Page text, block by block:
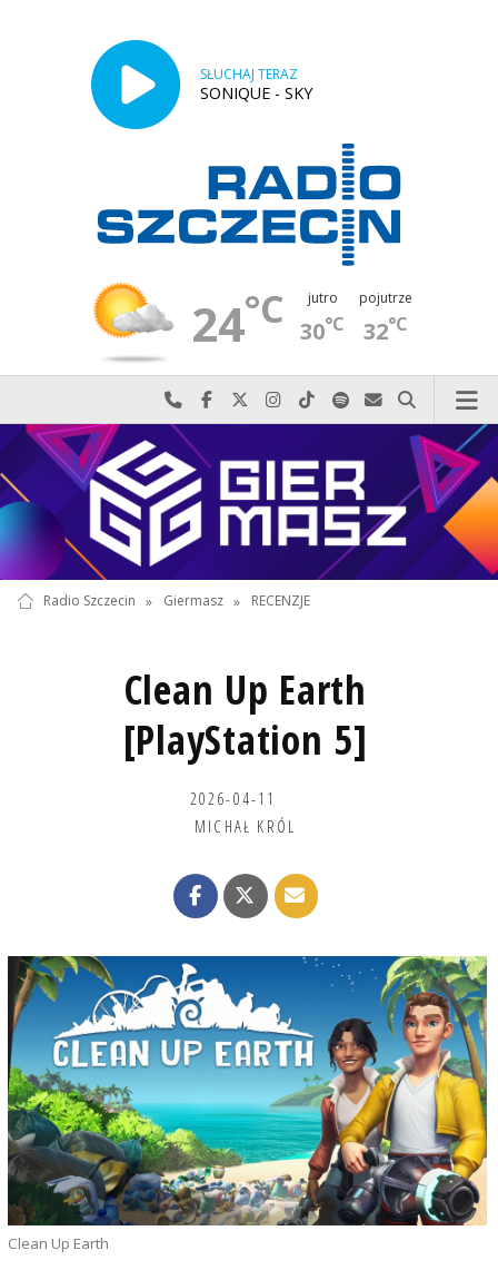
SŁUCHAJ TERAZ
SONIQUE - SKY
24°C jutro
30°C
pojutrze
32°C
Najlepiej po prostu do nas zadzwoń
Odwiedź nas na Facebook-u
Odwiedź nas na X
Odwiedź nas na Instagram-ie
Odwiedź nas na TikTok-u
Szukaj nas na Spotify
Wyślij do nas
Szukaj
Radio Szczecin » Giermasz » RECENZJE
Clean Up Earth
[PlayStation 5]
2026-04-11
MICHAŁ KRÓL
Clean Up Earth